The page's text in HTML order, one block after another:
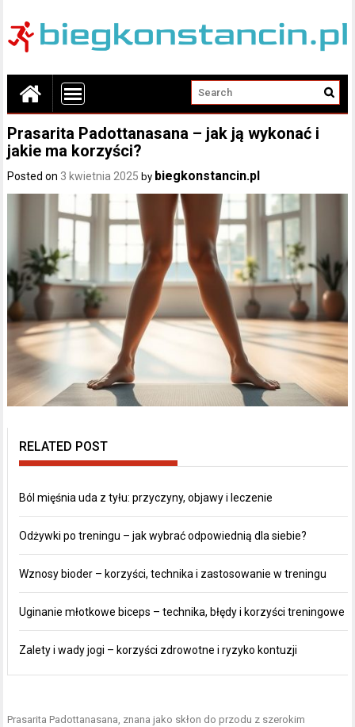
Prasarita Padottanasana – jak ją wykonać i
jakie ma korzyści?
Posted on 3 kwietnia 2025 by biegkonstancin.pl
RELATED POST
Ból mięśnia uda z tyłu: przyczyny, objawy i leczenie
Odżywki po treningu – jak wybrać odpowiednią dla siebie?
Wznosy bioder – korzyści, technika i zastosowanie w treningu
Uginanie młotkowe biceps – technika, błędy i korzyści treningowe
Zalety i wady jogi – korzyści zdrowotne i ryzyko kontuzji
Prasarita Padottanasana, znana jako skłon do przodu z szerokim